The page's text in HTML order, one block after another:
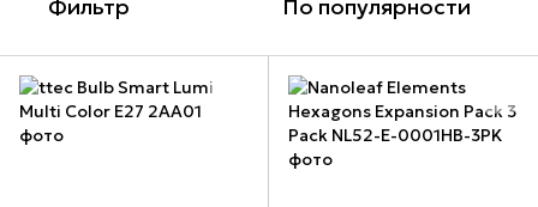
Фильтр По популярности